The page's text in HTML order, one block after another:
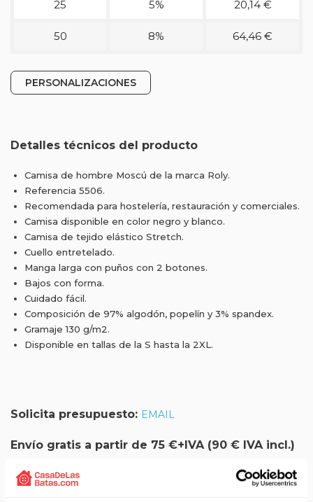
25 5% 20,14 €
50 8% 64,46 €
PERSONALIZACIONES
Detalles técnicos del producto
Camisa de hombre Moscú de la marca Roly.
Referencia 5506.
Recomendada para hostelería, restauración y comerciales.
Camisa disponible en color negro y blanco.
Camisa de tejido elástico Stretch.
Cuello entretelado.
Manga larga con puños con 2 botones.
Bajos con forma.
Cuidado fácil.
Composición de 97% algodón, popelín y 3% spandex.
Gramaje 130 g/m2.
Disponible en tallas de la S hasta la 2XL.
Solicita presupuesto: EMAIL
Envío gratis a partir de 75 €+IVA (90 € IVA incl.)
Aprovecha el envío gratuito en toda España excepto